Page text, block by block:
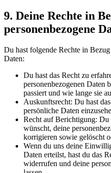
9. Deine Rechte in
personenbezogene
Du hast folgende Rechte in
Daten:
Du hast das Recht zu
personenbezogenen Daten
passiert und wie lange sie
Auskunftsrecht: Du hast
persönliche Daten
Recht auf Berichtigung: Du
wünscht, deine
korrigieren sowie gelöscht
Wenn du uns deine
Daten erteilst, hast du das
widerrufen und deine